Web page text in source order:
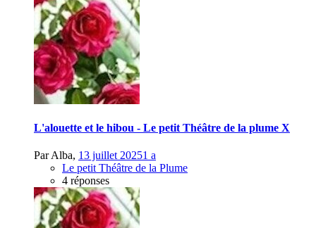
L'alouette et le hibou - Le petit Théâtre de la plume X
ParAlba, 13 juillet 20251 a
Le petit Théâtre de la Plume
4 réponses